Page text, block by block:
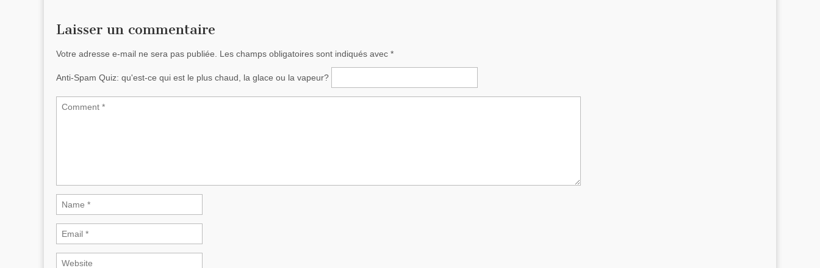
Laisser un commentaire
Votre adresse e-mail ne sera pas publiée. Les champs obligatoires sont indiqués avec *
Anti-Spam Quiz: qu'est-ce qui est le plus chaud, la glace ou la vapeur?